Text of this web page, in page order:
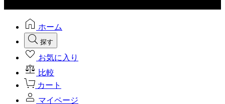
ホーム
探す
お気に入り
比較
カート
マイページ